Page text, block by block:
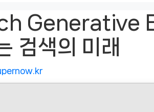
Generative
검색의 미래